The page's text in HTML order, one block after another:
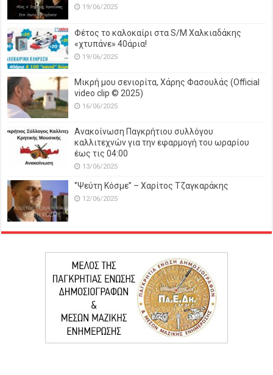
19/06/2025
Φέτος το καλοκαίρι στα S/M Χαλκιαδάκης
«χτυπάνε» 40άρια!
19/06/2025
Μικρή μου σενιορίτα, Χάρης Φασουλάς (Official
video clip © 2025)
16/06/2025
Ανακοίνωση Παγκρήτιου συλλόγου
καλλιτεχνών για την εφαρμογή του ωραρίου
έως τις 04:00
13/06/2025
‘’Ψεύτη Κόσμε’’ – Χαρίτος Τζαγκαράκης
12/06/2025